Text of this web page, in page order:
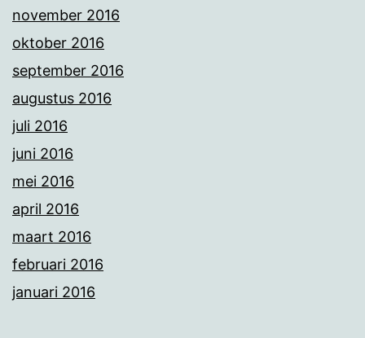
november 2016
oktober 2016
september 2016
augustus 2016
juli 2016
juni 2016
mei 2016
april 2016
maart 2016
februari 2016
januari 2016